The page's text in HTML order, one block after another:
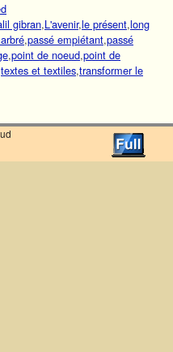
gibran,L'avenir,le présent,long
,passé empiétant,passé
,point de noeud,point de
textes et textiles,transformer le